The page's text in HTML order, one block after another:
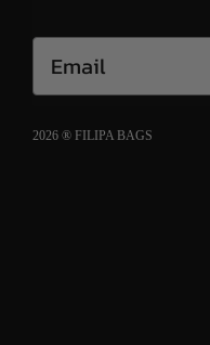
Email
2026 ® FILIPA BAGS